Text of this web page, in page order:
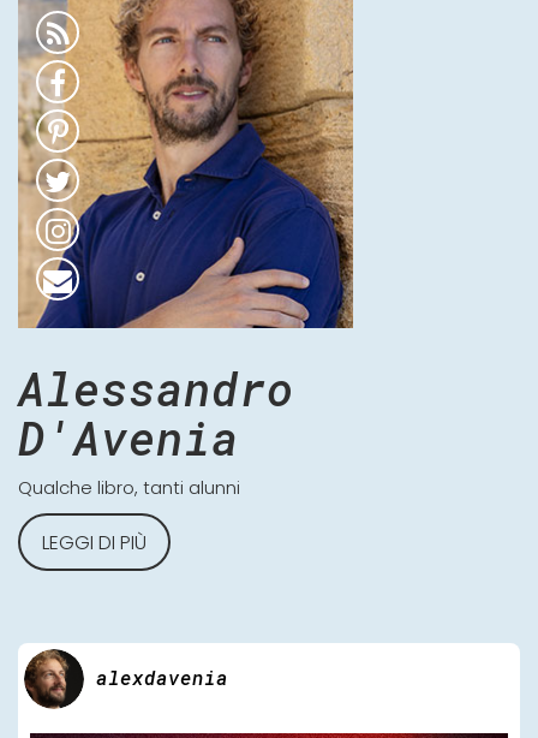
Alessandro
D'Avenia
Qualche libro, tanti alunni
LEGGI DI PIÙ
alexdavenia